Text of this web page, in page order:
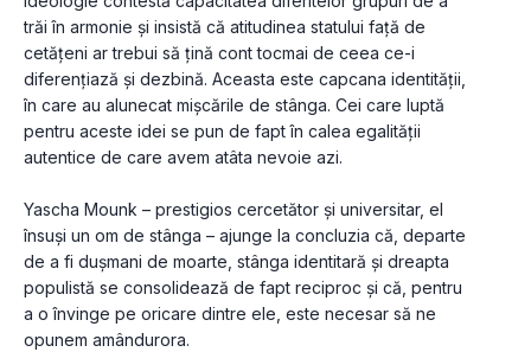
trăi în armonie și insistă că atitudinea statului față de
cetățeni ar trebui să țină cont tocmai de ceea ce-i
diferențiază și dezbină. Aceasta este capcana identității,
în care au alunecat mișcările de stânga. Cei care luptă
pentru aceste idei se pun de fapt în calea egalității
autentice de care avem atâta nevoie azi.
Yascha Mounk – prestigios cercetător și universitar, el
însuși un om de stânga – ajunge la concluzia că, departe
de a fi dușmani de moarte, stânga identitară și dreapta
populistă se consolidează de fapt reciproc și că, pentru
a o învinge pe oricare dintre ele, este necesar să ne
opunem amândurora.